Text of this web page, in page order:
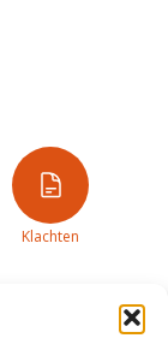
Klachten